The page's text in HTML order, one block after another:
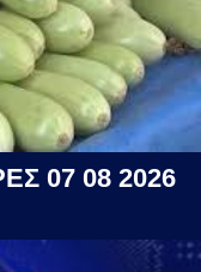
07 08 2026